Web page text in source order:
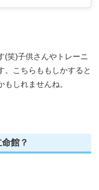
(笑)子供さんやトレーニ
。こちらももしかすると
しれませんね。
館？